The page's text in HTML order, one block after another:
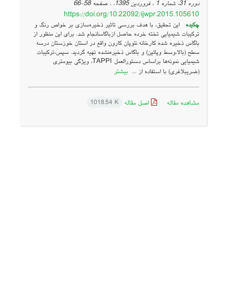
دوره 31، شماره 1 ، فروردین 1395، ، صفحه
58-66
https://doi.org/10.22092/ijwpr.2015.105610
چکیده
این تحقیق، با هدف بررسی تاثیر ذخیره‌سازی بر خواص رنگ و
ترکیبات شیمیایی تخته خرده حاصل ازباگاسانجام شد. برای این منظور از
باگاس ذخیره شده کارخانه نئوپان کارون واقع در استان خوزستان درسه
سطح (بالا،وسط وپائین) و باگاس ذخیره‌نشده تهیه گردید. سپس،ترکیبات
شیمیایی نمونه‌ها براساس دستورالعمل TAPPI، ویژگی بیومتری
(ضریبلاغری) با استفاده از ... بیشتر
مشاهده مقاله اصل مقاله 1018.54 K